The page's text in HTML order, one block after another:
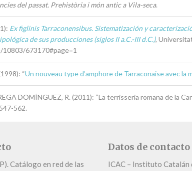
del passat. Prehistòria i món antic a Vila-seca.
Ex figlinis Tarraconensibus. Sistematización y
de sus producciones (siglos II a.C.-III d.C.),
673170#page=1
“Un nouveau type d’amphore de Tarraconaise avec la
DOMÍNGUEZ, R. (2011): “La terrisseria romana de la
547-562.
Catálogo en red de las
Datos de contacto
ICAC – Instituto Catalán